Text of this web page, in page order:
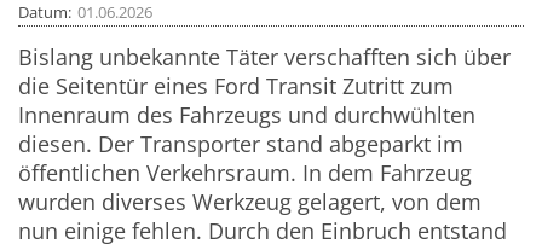
Datum 01.06.2026
Bislang unbekannte Täter verschafften sich über
die Seitentür eines Ford Transit Zutritt zum
Innenraum des Fahrzeugs und durchwühlten
diesen. Der Transporter stand abgeparkt im
öffentlichen Verkehrsraum. In dem Fahrzeug
wurden diverses Werkzeug gelagert, von dem
nun einige fehlen. Durch den Einbruch entstand